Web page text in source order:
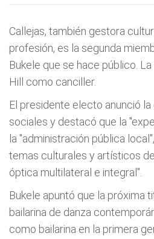
Callejas, también gestora
profesión, es la segunda
Bukele que se hace público.
Hill como canciller.
El presidente electo anunció
sociales y destacó que la
la "administración pública
temas culturales y artísticos
óptica multilateral e integral".
Bukele apuntó que la próxima
bailarina de danza
como bailarina en la primera